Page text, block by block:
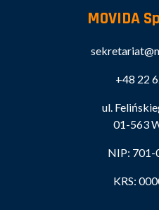
MOVIDA
+48 22
ul.
01-563
NIP:
KRS: